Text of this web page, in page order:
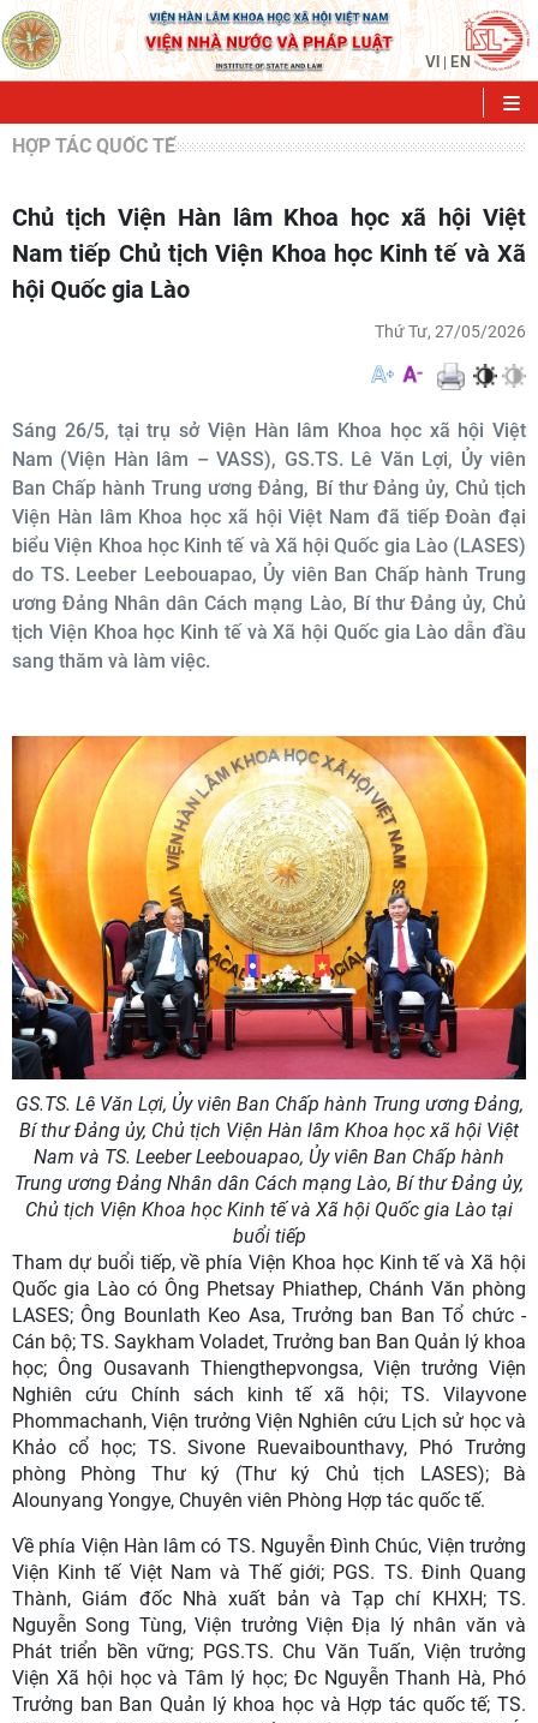
VI | EN
HỢP TÁC QUỐC TẾ
Chủ tịch Viện Hàn lâm Khoa học xã hội Việt
Nam tiếp Chủ tịch Viện Khoa học Kinh tế và Xã
hội Quốc gia Lào
Thứ Tư, 27/05/2026
Sáng 26/5, tại trụ sở Viện Hàn lâm Khoa học xã hội Việt
Nam (Viện Hàn lâm – VASS), GS.TS. Lê Văn Lợi, Ủy viên
Ban Chấp hành Trung ương Đảng, Bí thư Đảng ủy, Chủ tịch
Viện Hàn lâm Khoa học xã hội Việt Nam đã tiếp Đoàn đại
biểu Viện Khoa học Kinh tế và Xã hội Quốc gia Lào (LASES)
do TS. Leeber Leebouapao, Ủy viên Ban Chấp hành Trung
ương Đảng Nhân dân Cách mạng Lào, Bí thư Đảng ủy, Chủ
tịch Viện Khoa học Kinh tế và Xã hội Quốc gia Lào dẫn đầu
sang thăm và làm việc.
GS.TS. Lê Văn Lợi, Ủy viên Ban Chấp hành Trung ương Đảng,
Bí thư Đảng ủy, Chủ tịch Viện Hàn lâm Khoa học xã hội Việt
Nam và TS. Leeber Leebouapao, Ủy viên Ban Chấp hành
Trung ương Đảng Nhân dân Cách mạng Lào, Bí thư Đảng ủy,
Chủ tịch Viện Khoa học Kinh tế và Xã hội Quốc gia Lào tại
buổi tiếp
Tham dự buổi tiếp, về phía Viện Khoa học Kinh tế và Xã hội
Quốc gia Lào có Ông Phetsay Phiathep, Chánh Văn phòng
LASES; Ông Bounlath Keo Asa, Trưởng ban Ban Tổ chức -
Cán bộ; TS. Saykham Voladet, Trưởng ban Ban Quản lý khoa
học; Ông Ousavanh Thiengthepvongsa, Viện trưởng Viện
Nghiên cứu Chính sách kinh tế xã hội; TS. Vilayvone
Phommachanh, Viện trưởng Viện Nghiên cứu Lịch sử học và
Khảo cổ học; TS. Sivone Ruevaibounthavy, Phó Trưởng
phòng Phòng Thư ký (Thư ký Chủ tịch LASES); Bà
Alounyang Yongye, Chuyên viên Phòng Hợp tác quốc tế.
Về phía Viện Hàn lâm có TS. Nguyễn Đình Chúc, Viện trưởng
Viện Kinh tế Việt Nam và Thế giới; PGS. TS. Đinh Quang
Thành, Giám đốc Nhà xuất bản và Tạp chí KHXH; TS.
Nguyễn Song Tùng, Viện trưởng Viện Địa lý nhân văn và
Phát triển bền vững; PGS.TS. Chu Văn Tuấn, Viện trưởng
Viện Xã hội học và Tâm lý học; Đc Nguyễn Thanh Hà, Phó
Trưởng ban Ban Quản lý khoa học và Hợp tác quốc tế; TS.